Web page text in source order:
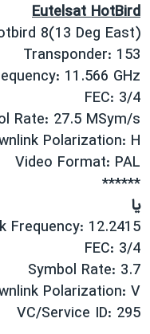
Eutelsat HotBird
8(13 Deg East)
Transponder: 153
11.566 GHz
FEC: 3/4
Rate: 27.5 MSym/s
Polarization: H
Video Format: PAL
******
يا
Frequency: 12.2415
FEC: 3/4
Symbol Rate: 3.7
Polarization: V
VC/Service ID: 295